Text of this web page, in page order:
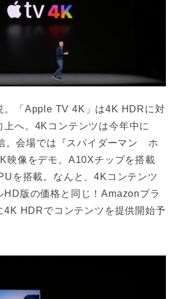
。「Apple TV 4K」は4K HDRに対
上へ。4Kコンテンツは今年中に
。会場では『スパイダーマン ホ
映像をデモ。A10Xチップを搭載
を搭載。なんと、4Kコンテンツ
HD版の価格と同じ！Amazonプラ
4K HDRでコンテンツを提供開始予